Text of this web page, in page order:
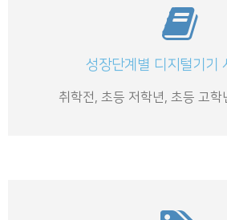
성장단계별 디지털기기
취학전, 초등 저학년, 초등 고학